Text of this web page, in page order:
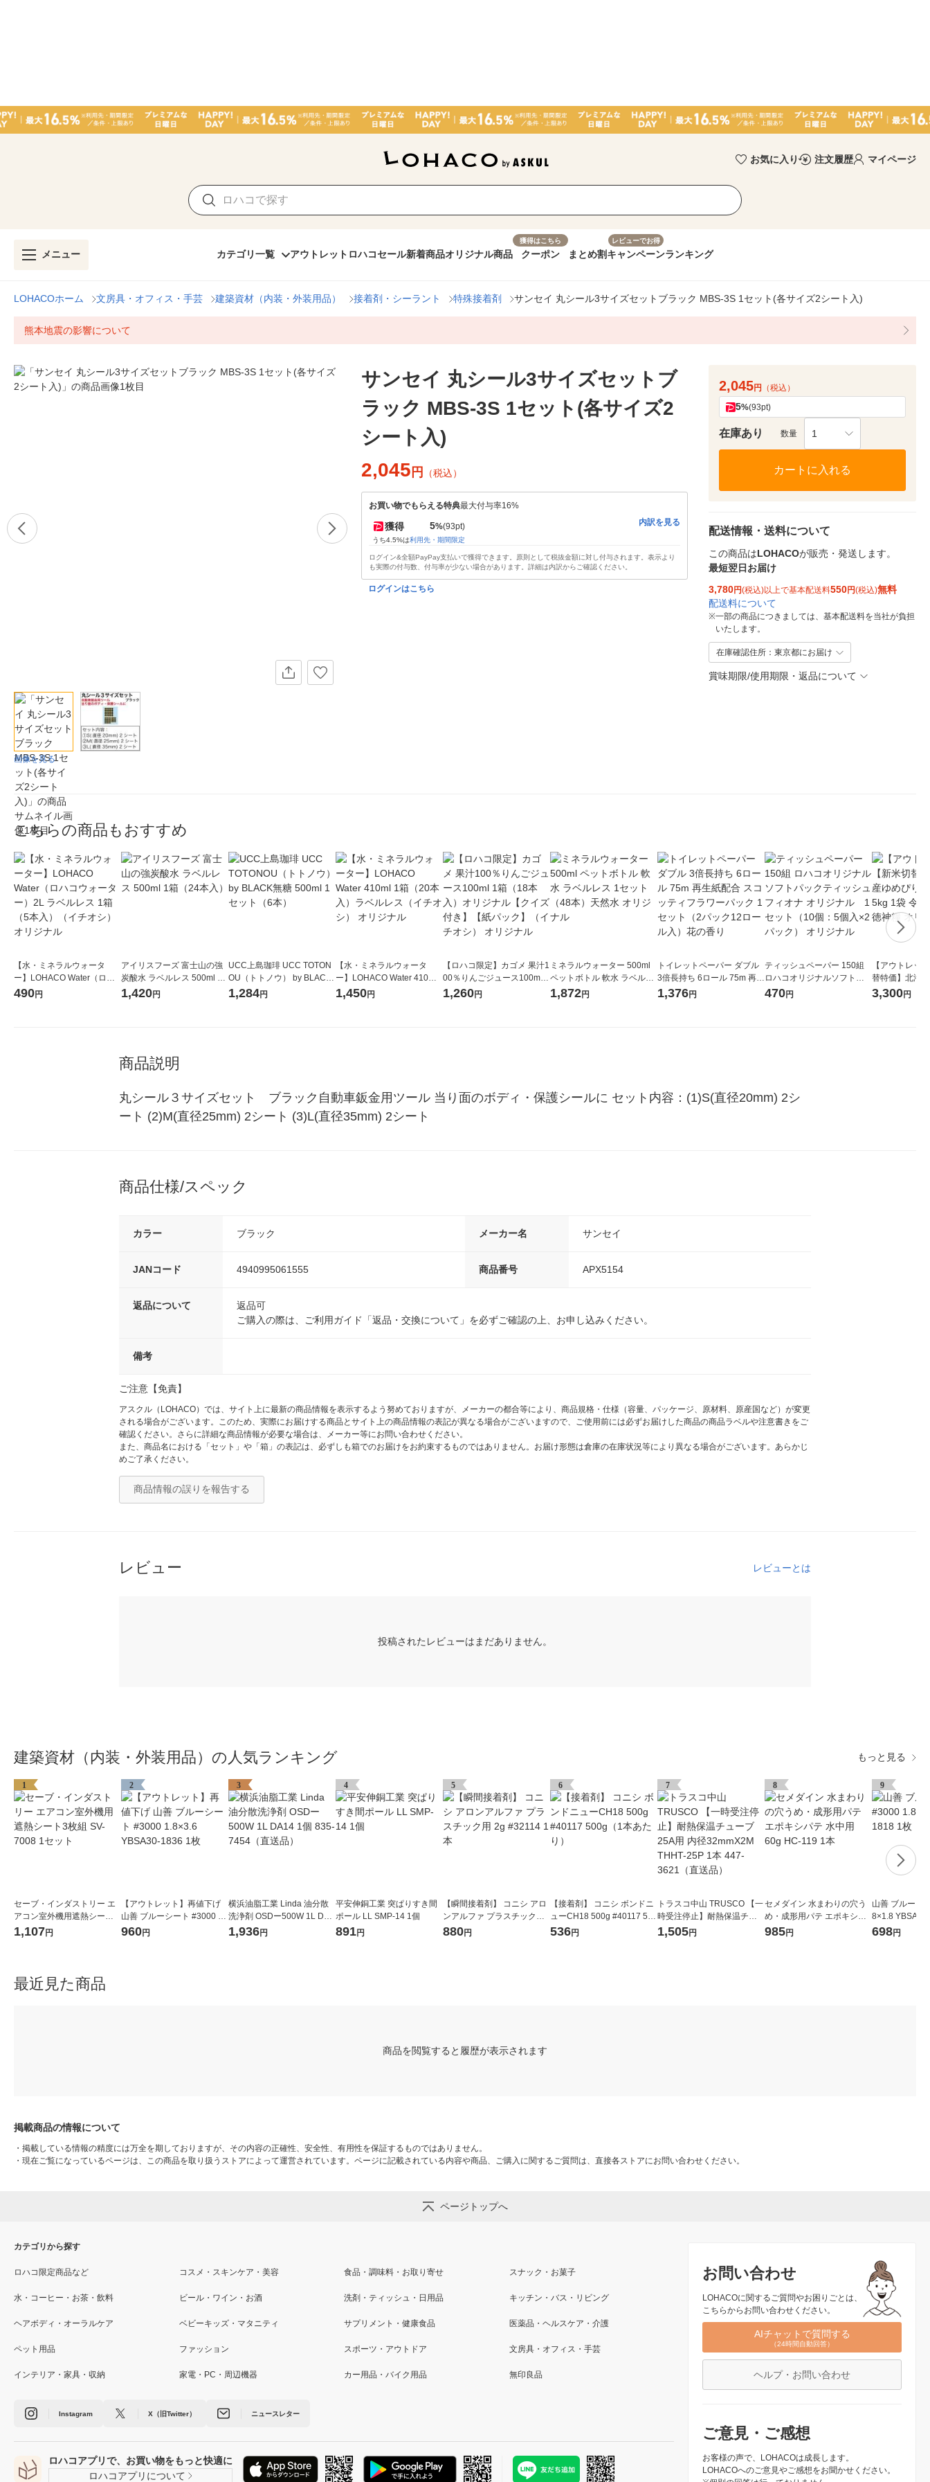
お気に入り 注文履歴 マイページ
メニュー カテゴリ一覧 アウトレット ロハコセール新着商品オリジナル商品
獲得はこちら
クーポン まとめ割
レビューでお得
キャンペーンランキング
LOHACOホーム 文房具・オフィス・手芸 建築資材（内装・外装用品） 接着剤・シーラント 特殊接着剤 サンセイ 丸シール3サイズセットブラック MBS-3S 1セット(各サイズ2シート入)
熊本地震の影響について
画像を見る
サンセイ 丸シール3サイズセットブ
ラック MBS-3S 1セット(各サイズ2
シート入)
2,045 円 （税込）
お買い物でもらえる特典最大付与率16%
獲得 5%(93pt)
うち4.5%は利用先・期間限定
内訳を見る
ログイン&全額PayPay支払いで獲得できます。原則として税抜金額に対し付与されます。表示より
も実際の付与数、付与率が少ない場合があります。詳細は内訳からご確認ください。
ログインはこちら
2,045円 （税込）
5%(93pt)
在庫あり 数量 1
カートに入れる
配送情報・送料について
この商品はLOHACOが販売・発送します。
最短翌日お届け
3,780円(税込)以上で基本配送料550円(税込)無料
配送料について
※一部の商品につきましては、基本配送料を当社が負担
いたします。
在庫確認住所：東京都にお届け
賞味期限/使用期限・返品について
こちらの商品もおすすめ
【水・ミネラルウォータ
ー】LOHACO Water（ロハ
コウォーター）2L ラベルレ
490円
アイリスフーズ 富士山の強
炭酸水 ラベルレス 500ml 1
箱（24本入）
1,420円
UCC上島珈琲 UCC TOTON
OU（トトノウ） by BLACK
無糖 500ml 1セット（6本）
1,284円
【水・ミネラルウォータ
ー】LOHACO Water 410ml
1箱（20本入）ラベルレス
1,450円
【ロハコ限定】カゴメ 果汁1
00％りんごジュース100ml 1
箱（18本入）オリジナル
1,260円
ミネラルウォーター 500ml
ペットボトル 軟水 ラベルレ
ス 1セット（48本）天然水
1,872円
トイレットペーパー ダブル
3倍長持ち 6ロール 75m 再生
紙配合 スコッティフラワー
1,376円
ティッシュペーパー 150組
ロハコオリジナルソフトパ
ックティッシュ フィオナ オ
470円
【アウトレッ
替特価】北海
か 無洗米 5kg
3,300円
商品説明
丸シール３サイズセット　ブラック自動車鈑金用ツール 当り面のボディ・保護シールに セット内容：(1)S(直径20mm) 2シ
ート (2)M(直径25mm) 2シート (3)L(直径35mm) 2シート
商品仕様/スペック
カラー ブラック メーカー名 サンセイ
JANコード 4940995061555 商品番号 APX5154
返品について
返品可
ご購入の際は、ご利用ガイド「返品・交換について」を必ずご確認の上、お申し込みください。
備考
ご注意【免責】
アスクル（LOHACO）では、サイト上に最新の商品情報を表示するよう努めておりますが、メーカーの都合等により、商品規格・仕様（容量、パッケージ、原材料、原産国など）が変更
される場合がございます。このため、実際にお届けする商品とサイト上の商品情報の表記が異なる場合がございますので、ご使用前には必ずお届けした商品の商品ラベルや注意書きをご
確認ください。さらに詳細な商品情報が必要な場合は、メーカー等にお問い合わせください。
また、商品名における「セット」や「箱」の表記は、必ずしも箱でのお届けをお約束するものではありません。お届け形態は倉庫の在庫状況等により異なる場合がございます。あらかじ
めご了承ください。
商品情報の誤りを報告する
レビュー レビューとは
投稿されたレビューはまだありません。
建築資材（内装・外装用品）の人気ランキング もっと見る
1
セーブ・インダストリー エ
アコン室外機用遮熱シート3
枚組 SV-7008 1セット
1,107円
2
【アウトレット】再値下げ
山善 ブルーシート #3000 1.
8×3.6 YBSA30-1836 1枚
960円
3
横浜油脂工業 Linda 油分散
洗浄剤 OSDー500W 1L DA1
4 1個 835-7454（直送品）
1,936円
4
平安伸銅工業 突ぱりすき間
ポール LL SMP-14 1個
891円
5
【瞬間接着剤】 コニシ アロ
ンアルファ プラスチック用
2g #32114 1本
880円
6
【接着剤】 コニシ ボンドニ
ューCH18 500g #40117 50
0g（1本あたり）
536円
7
トラスコ中山 TRUSCO 【一
時受注停止】耐熱保温チュ
ーブ25A用 内径32mmX2M T
1,505円
8
セメダイン 水まわりの穴う
め・成形用パテ エポキシパ
テ 水中用 60g HC-119 1本
985円
9
山善 ブルーシ
8×1.8
698円
最近見た商品
商品を閲覧すると履歴が表示されます
掲載商品の情報について
・ 掲載している情報の精度には万全を期しておりますが、その内容の正確性、安全性、有用性を保証するものではありません。
・ 現在ご覧になっているページは、この商品を取り扱うストアによって運営されています。ページに記載されている内容や商品、ご購入に関するご質問は、直接各ストアにお問い合わせください。
ページトップへ
お問い合わせ
LOHACOに関するご質問やお困りごとは、
こちらからお問い合わせください。
AIチャットで質問する
（24時間自動回答）
ヘルプ・お問い合わせ
ご意見・ご感想
お客様の声で、LOHACOは成長します。
LOHACOへのご意見やご感想をお聞かせください。
カテゴリから探す
ロハコ限定商品など コスメ・スキンケア・美容 食品・調味料・お取り寄せ スナック・お菓子
水・コーヒー・お茶・飲料 ビール・ワイン・お酒 洗剤・ティッシュ・日用品 キッチン・バス・リビング
ヘアボディ・オーラルケア ベビーキッズ・マタニティ サプリメント・健康食品 医薬品・ヘルスケア・介護
ペット用品 ファッション スポーツ・アウトドア 文房具・オフィス・手芸
インテリア・家具・収納 家電・PC・周辺機器 カー用品・バイク用品 無印良品
Instagram X（旧Twitter） ニュースレター
ロハコアプリで、お買い物をもっと快適に
ロハコアプリについて